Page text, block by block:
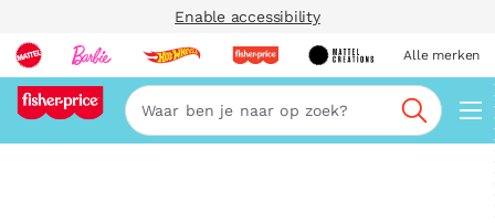
Enable accessibility
Alle merken
Zoeken